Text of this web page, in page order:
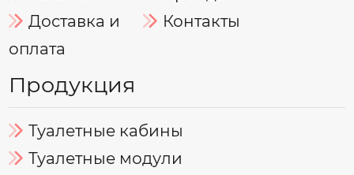
Доставка и
оплата
Контакты
Продукция
Туалетные кабины
Туалетные модули